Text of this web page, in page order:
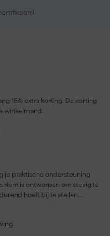
15% extra korting. De korting
winkelmand.
je praktische ondersteuning
riem is ontworpen om stevig te
hoeft bij te stellen.
bij dagelijks gebruik. Je